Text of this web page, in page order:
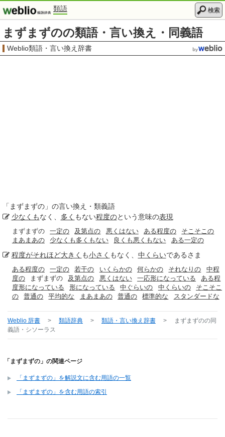
類語 検索
まずまずのの類語・言い換え・同義語
Weblio類語・言い換え辞書
「 まずまずの 」の言い換え・類義語
少なくもなく、 多く もない程度のという意味の表現
まずまずの 一定の 及第点の 悪くはない ある程度の
そこそこの
まあまあの
少なくも多くもない 良くも悪くもない ある一定の
程度がそれほど大きく も小さく もなく、 中くらいであるさま
ある程度の 一定の 若干の いくらかの 何らかの それなりの
中程
度の
まずまずの 及第点の 悪くはない 一応形になっている
ある程
度形になっている
形になっている 中ぐらいの 中くらいの
そこそこ
の
普通の 平均的な まあまあの 普通の 標準的な スタンダードな
Weblio 辞書 > 類語辞典 > 類語・言い換え辞書 > まずまずのの同
義語・シソーラス
「まずまずの」の関連ページ
「まずまずの」を解説文に含む用語の一覧
「まずまずの」を含む用語の索引